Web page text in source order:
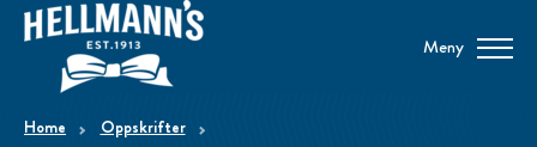
Meny
home
Oppskrifter